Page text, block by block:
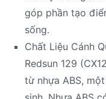
góp phần tạo
sống.
Chất Liệu Cánh
Redsun 129
từ nhựa ABS,